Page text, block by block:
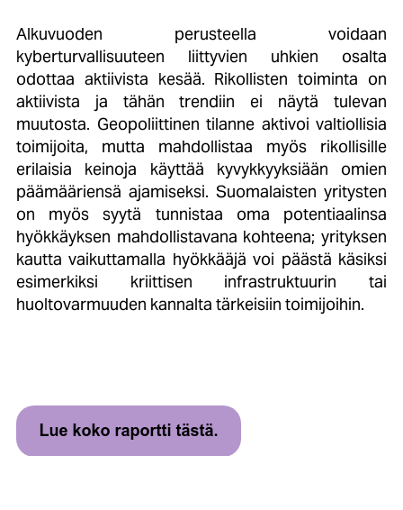
Alkuvuoden perusteella voidaan
kyberturvallisuuteen liittyvien uhkien osalta
odottaa aktiivista kesää. Rikollisten toiminta on
aktiivista ja tähän trendiin ei näytä tulevan
muutosta. Geopoliittinen tilanne aktivoi valtiollisia
toimijoita, mutta mahdollistaa myös rikollisille
erilaisia keinoja käyttää kyvykkyyksiään omien
päämääriensä ajamiseksi. Suomalaisten yritysten
on myös syytä tunnistaa oma potentiaalinsa
hyökkäyksen mahdollistavana kohteena; yrityksen
kautta vaikuttamalla hyökkääjä voi päästä käsiksi
esimerkiksi kriittisen infrastruktuurin tai
huoltovarmuuden kannalta tärkeisiin toimijoihin.